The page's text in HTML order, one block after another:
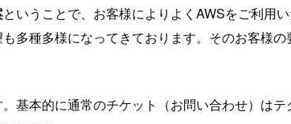
ということで、お客様によりよくAWSをご利用
多種多様になってきております。そのお客様
基本的に通常のチケット（お問い合わせ）は